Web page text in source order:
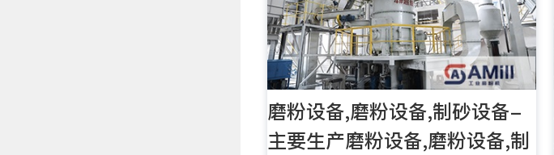
磨粉设备,磨粉设备,制砂设备-
主要生产磨粉设备,磨粉设备,制